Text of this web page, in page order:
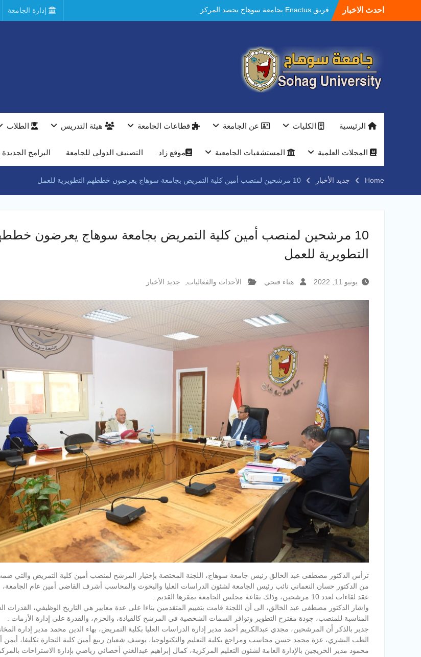
احدث الاخبار
مستشفيات سوهاج الجامعية تحقق إنجازًا طبيًا
جديدًا و تنجح في علاج 3 حالات أكالازيا بتقنية
التهنئة عقب توليه مهام منصبه ويشيد بجهود
رجال الشرطه
بجهاز ذكي لتوفير المياه ..جامعة سوهاج تشارك
بمعرض الاكاديمية العسكريه علي هامش
والخدمية بجامعة سوهاج الجديدة
فى أولى أيام المرحلة الأولى للتنسيق
الاول في الابتكار وتمكين المراة والمركز الثاني
إدارة الجامعة
الرئيسية الكليات عن الجامعة قطاعات الجامعة هيئة التدريس الطلاب
المجلات العلمية المستشفيات الجامعية موقع زاد التصنيف الدولي للجامعة البرامج الجديدة
Home جديد الأخبار 10 مرشحين لمنصب أمين كلية التمريض بجامعة سوهاج يعرضون خططهم التطويرية للعمل
10 مرشحين لمنصب أمين كلية التمريض بجامعة سوهاج يعرضون
التطويرية للعمل
يونيو 11, 2022 هناء فتحي الأحداث والفعاليات جديد الأخبار
ترأس الدكتور مصطفى عبد الخالق رئيس جامعة سوهاج، اللجنة المختصة بإختيار المرشح لمنصب أمين كلية التمريض والتي
من الدكتور حسان النعماني نائب رئيس الجامعة لشئون الدراسات العليا والبحوث والمحاسب أشرف القاضي أمين عام
عقد لقاءات لعدد 10 مرشحين، وذلك بقاعة مجلس الجامعة بمقرها القديم .
واشار الدكتور مصطفى عبد الخالق، الى أن اللجنة قامت بتقييم المتقدمين بناءا على عدة معايير هي التاريخ الوظيفي، القدرات
المناسبة للمنصب، جودة مقترح التطوير وتوافر السمات الشخصية في المرشح كالقيادة، والحزم، والقدرة على إدارة الأزمات .
جدير بالذكر أن المرشحين، مجدي عبدالكريم أحمد مدير إدارة الدراسات العليا بكلية التمريض، بهاء الدين محمد مدير إدارة
الطب البشري، عزة محمد حسن محاسب ومراجع بكلية التعليم والتكنولوجيا، يوسف شعبان ربيع أمين كلية التجارة تكليفا، أيمن
محمود مدير الخريجين بالإدارة العامة لشئون التعليم المركزية، كمال إبراهيم عبدالغني أخصائي رياضي بإدارة الاستراحات